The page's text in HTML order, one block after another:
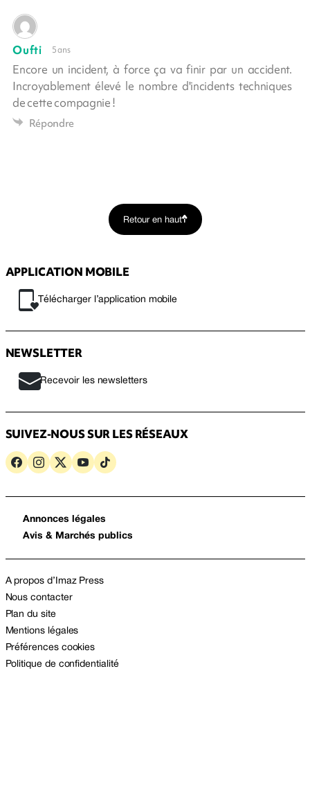
Oufti 5 ans
Encore un incident, à force ça va finir par un accident.
Incroyablement élevé le nombre d'incidents techniques
de cette compagnie !
Répondre
Retour en haut
APPLICATION MOBILE
Télécharger l’application mobile
NEWSLETTER
Recevoir les newsletters
SUIVEZ-NOUS SUR LES RÉSEAUX
Annonces légales
Avis & Marchés publics
A propos d’Imaz Press
Nous contacter
Plan du site
Mentions légales
Préférences cookies
Politique de confidentialité